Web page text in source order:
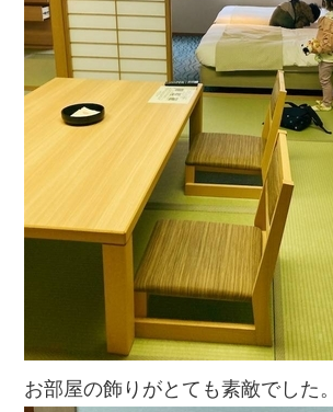
お部屋の飾りがとても素敵でした。